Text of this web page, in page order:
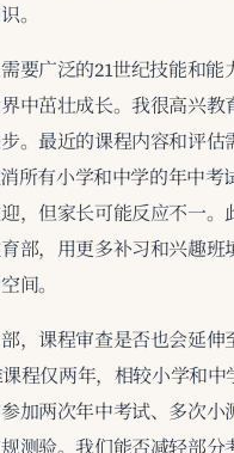
。
要广泛的21世纪技能和能
中茁壮成长。我很高兴教
。最近的课程内容和评估
所有小学和中学的年中考
，但家长可能反应不一。
部，用更多补习和兴趣班
间。
，课程审查是否也会延伸
课程仅两年，相较小学和
加两次年中考试、多次小
测验。我们能否减轻部分